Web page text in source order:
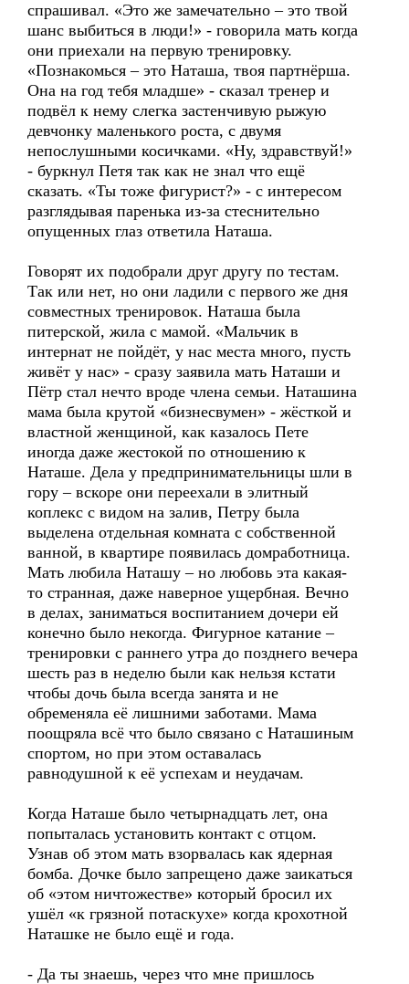
спрашивал. «Это же замечательно – это твой
шанс выбиться в люди!» - говорила мать когда
они приехали на первую тренировку.
«Познакомься – это Наташа, твоя партнёрша.
Она на год тебя младше» - сказал тренер и
подвёл к нему слегка застенчивую рыжую
девчонку маленького роста, с двумя
непослушными косичками. «Ну, здравствуй!»
- буркнул Петя так как не знал что ещё
сказать. «Ты тоже фигурист?» - с интересом
разглядывая паренька из-за стеснительно
опущенных глаз ответила Наташа.
Говорят их подобрали друг другу по тестам.
Так или нет, но они ладили с первого же дня
совместных тренировок. Наташа была
питерской, жила с мамой. «Мальчик в
интернат не пойдёт, у нас места много, пусть
живёт у нас» - сразу заявила мать Наташи и
Пётр стал нечто вроде члена семьи. Наташина
мама была крутой «бизнесвумен» - жёсткой и
властной женщиной, как казалось Пете
иногда даже жестокой по отношению к
Наташе. Дела у предпринимательницы шли в
гору – вскоре они переехали в элитный
коплекс с видом на залив, Петру была
выделена отдельная комната с собственной
ванной, в квартире появилась домработница.
Мать любила Наташу – но любовь эта какая-
то странная, даже наверное ущербная. Вечно
в делах, заниматься воспитанием дочери ей
конечно было некогда. Фигурное катание –
тренировки с раннего утра до позднего вечера
шесть раз в неделю были как нельзя кстати
чтобы дочь была всегда занята и не
обременяла её лишними заботами. Мама
поощряла всё что было связано с Наташиным
спортом, но при этом оставалась
равнодушной к её успехам и неудачам.
Когда Наташе было четырнадцать лет, она
попыталась установить контакт с отцом.
Узнав об этом мать взорвалась как ядерная
бомба. Дочке было запрещено даже заикаться
об «этом ничтожестве» который бросил их
ушёл «к грязной потаскухе» когда крохотной
Наташке не было ещё и года.
- Да ты знаешь, через что мне пришлось